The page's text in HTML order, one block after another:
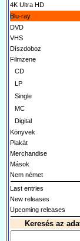
4K Ultra HD
Blu-ray
DVD
VHS
Díszdoboz
Filmzene
CD
LP
Single
MC
Digital
Könyvek
Plakát
Merchandise
Mások
Nem német
Last entries
New releases
Upcoming releases
Keresés az